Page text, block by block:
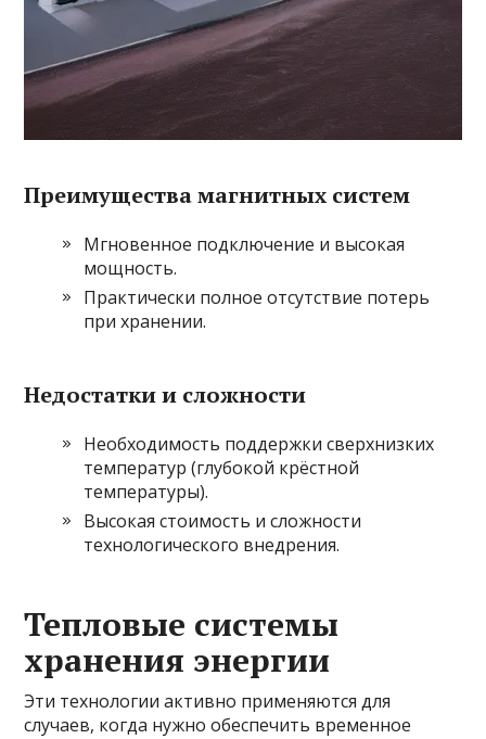
Преимущества магнитных систем
Мгновенное подключение и высокая
мощность.
Практически полное отсутствие потерь
при хранении.
Недостатки и сложности
Необходимость поддержки сверхнизких
температур (глубокой крёстной
температуры).
Высокая стоимость и сложности
технологического внедрения.
Тепловые системы
хранения энергии
Эти технологии активно применяются для
случаев, когда нужно обеспечить временное